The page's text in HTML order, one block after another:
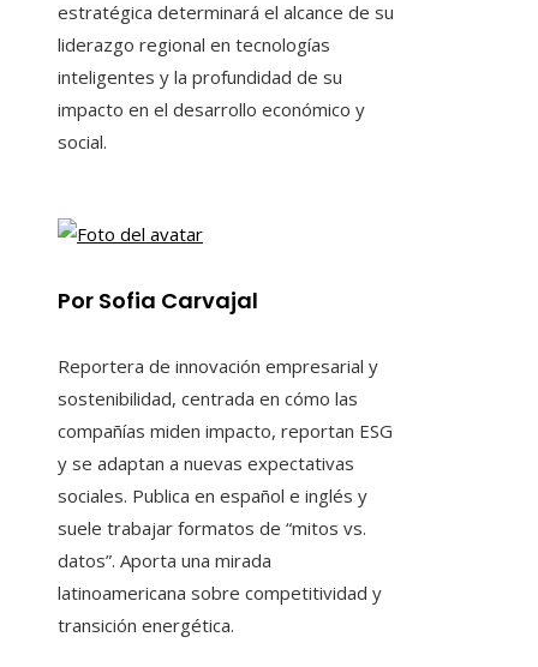
estratégica determinará el alcance de su
liderazgo regional en tecnologías
inteligentes y la profundidad de su
impacto en el desarrollo económico y
social.
Por Sofia Carvajal
Reportera de innovación empresarial y
sostenibilidad, centrada en cómo las
compañías miden impacto, reportan ESG
y se adaptan a nuevas expectativas
sociales. Publica en español e inglés y
suele trabajar formatos de “mitos vs.
datos”. Aporta una mirada
latinoamericana sobre competitividad y
transición energética.